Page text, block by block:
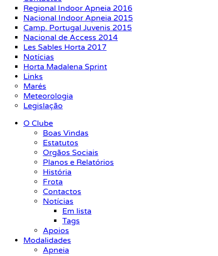
Regional Indoor Apneia 2016
Nacional Indoor Apneia 2015
Camp. Portugal Juvenis 2015
Nacional de Access 2014
Les Sables Horta 2017
Notícias
Horta Madalena Sprint
Links
Marés
Meteorologia
Legislação
O Clube
Boas Vindas
Estatutos
Orgãos Sociais
Planos e Relatórios
História
Frota
Contactos
Notícias
Em lista
Tags
Apoios
Modalidades
Apneia